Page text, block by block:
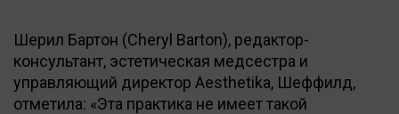
Шерил Бартон (Cheryl Barton), редактор-
консультант, эстетическая медсестра и
управляющий директор Aesthetika, Шеффилд,
отметила: «Эта практика не имеет такой